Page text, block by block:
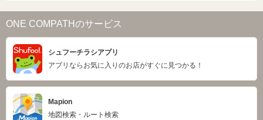
ONE COMPATHのサービス
シュフーチラシアプリ
アプリならお気に入りのお店がすぐに見つかる！
Mapion
地図検索・ルート検索